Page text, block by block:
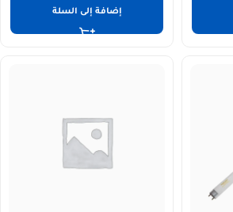
إضافة إلى السلة